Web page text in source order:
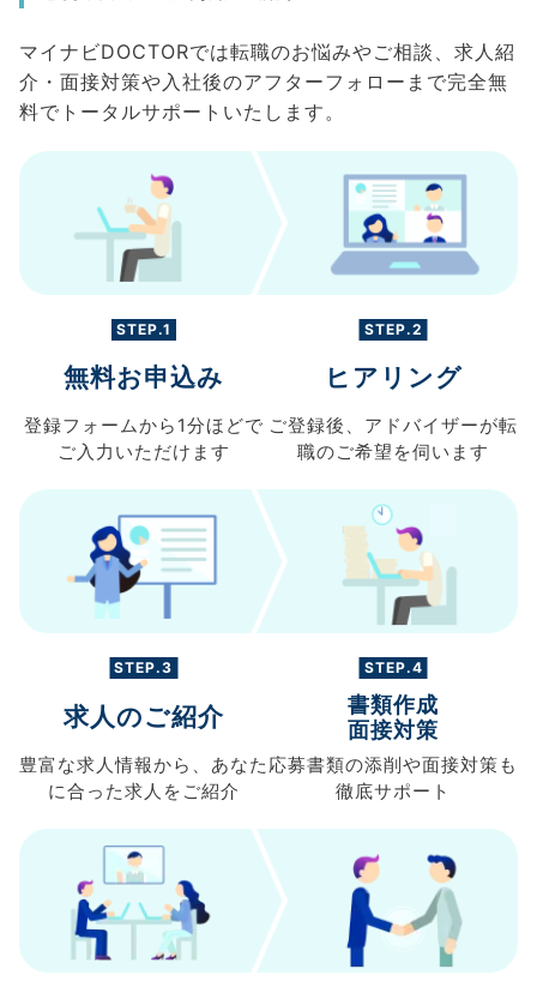
マイナビDOCTORでは転職のお悩みやご相談、求人紹
介・面接対策や入社後のアフターフォローまで完全無
料でトータルサポートいたします。
STEP.1
無料お申込み
登録フォームから 1分ほどで
ご入力 いただけます
STEP.2
ヒアリング
ご登録後、 アドバイザーが転
職のご希望を伺います
STEP.3
求人のご紹介
豊富な求人情報から、 あなた
に合った求人を ご紹介
STEP.4
書類作成
面接対策
応募書類の添削や面接対策も
徹底サポート